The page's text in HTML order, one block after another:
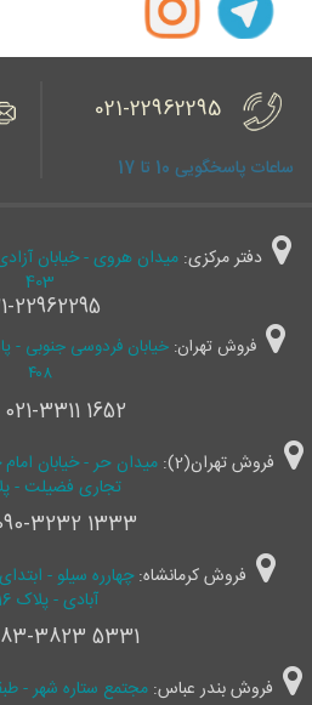
021-22962295
ساعات پاسخگویی 10 تا 17
دفتر مرکزی:
403
22962295
فروش تهران: خیابان فردوسی جنوبی -
۴۰۸
3311 1652
فروش تهران(2):
میدان حر - خیابان
تجاری فضیلت -
3232 1333
فروش کرمانشاه:چهارره سیلو -
آبادی - پلاک 1016
3823 5331
فروش بندر عباس: مجتمع ستاره شهر -